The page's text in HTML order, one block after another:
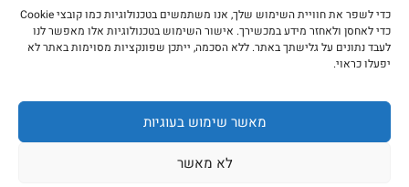
כדי לשפר את חוויית השימוש שלך, אנו משתמשים בטכנולוגיות כמו קובצי Cookie
כדי לאחסן ולאחזר מידע במכשירך. אישור השימוש בטכנולוגיות אלו מאפשר לנו
לעבד נתונים על גלישתך באתר. ללא הסכמה, ייתכן שפונקציות מסוימות באתר לא
יפעלו כראוי.
מאשר שימוש בעוגיות
לא מאשר
הובלה עצמית
עדכון כתובת
© 2026 ASK5 - אסק5 כל הזכויות שמורות. אין להעתיק או
לעשות שימוש בתכני האתר בלי רשות מפורשת בכתב